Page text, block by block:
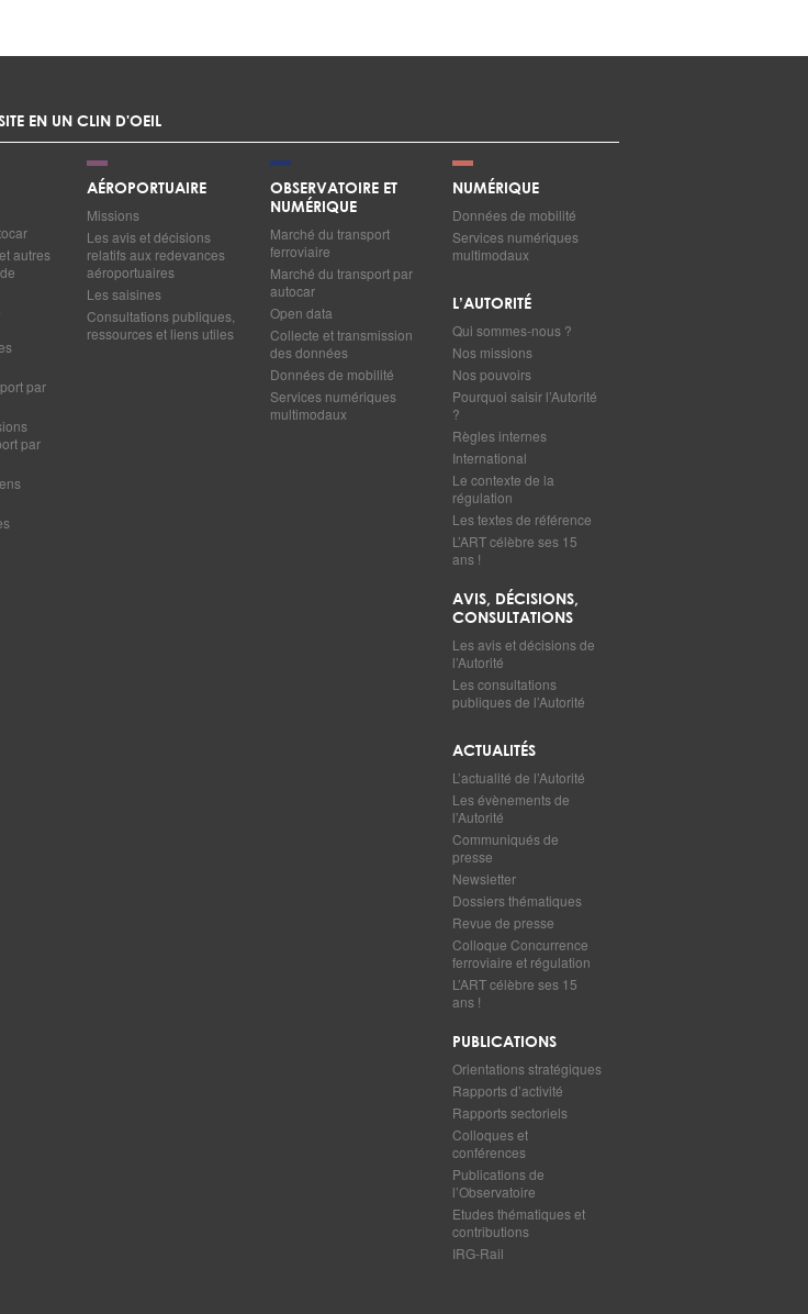
SITE EN UN CLIN D'OEIL
autres
par
par
AÉROPORTUAIRE
Missions
Les avis et décisions
relatifs aux redevances
aéroportuaires
Les saisines
Consultations publiques,
ressources et liens utiles
OBSERVATOIRE ET
NUMÉRIQUE
Marché du transport
ferroviaire
Marché du transport par
autocar
Open data
Collecte et transmission
des données
Données de mobilité
Services numériques
multimodaux
NUMÉRIQUE
Données de mobilité
Services numériques
multimodaux
L’AUTORITÉ
Qui sommes-nous ?
Nos missions
Nos pouvoirs
Pourquoi saisir l’Autorité
?
Règles internes
International
Le contexte de la
régulation
Les textes de référence
L’ART célèbre ses 15
ans !
AVIS, DÉCISIONS,
CONSULTATIONS
Les avis et décisions de
l’Autorité
Les consultations
publiques de l’Autorité
ACTUALITÉS
L’actualité de l’Autorité
Les évènements de
l’Autorité
Communiqués de
presse
Newsletter
Dossiers thématiques
Revue de presse
Colloque Concurrence
ferroviaire et régulation
L’ART célèbre ses 15
ans !
PUBLICATIONS
Orientations stratégiques
Rapports d’activité
Rapports sectoriels
Colloques et
conférences
Publications de
l’Observatoire
Etudes thématiques et
contributions
IRG-Rail